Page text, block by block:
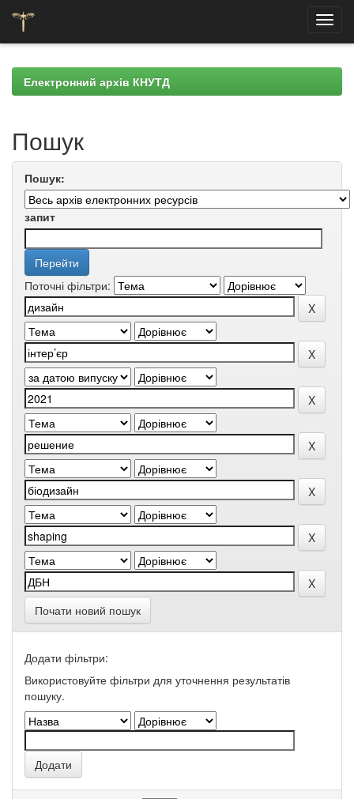
navigationЕлектронний архів КНУТД
Пошук
Пошук:
запит
Поточні фільтри:
Почати новий пошук
Додати фільтри:
Використовуйте фільтри для уточнення результатів
пошуку.